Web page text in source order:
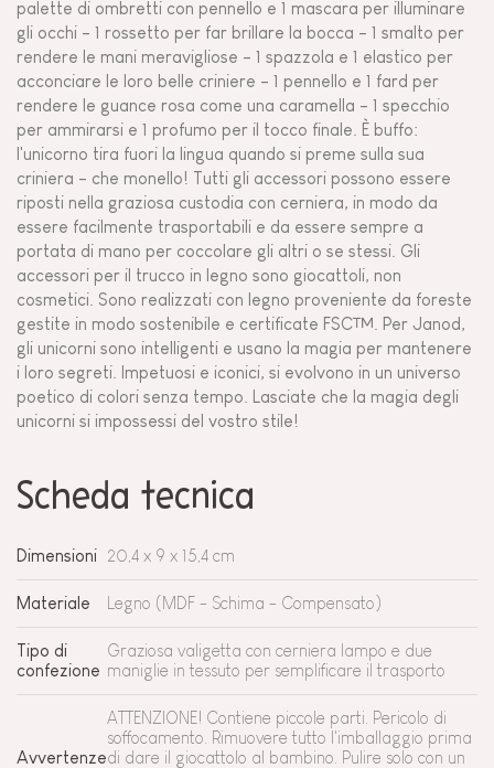
palette di ombretti con pennello e 1 mascara per illuminare
gli occhi - 1 rossetto per far brillare la bocca - 1 smalto per
rendere le mani meravigliose - 1 spazzola e 1 elastico per
acconciare le loro belle criniere - 1 pennello e 1 fard per
rendere le guance rosa come una caramella - 1 specchio
per ammirarsi e 1 profumo per il tocco finale. È buffo:
l'unicorno tira fuori la lingua quando si preme sulla sua
criniera - che monello! Tutti gli accessori possono essere
riposti nella graziosa custodia con cerniera, in modo da
essere facilmente trasportabili e da essere sempre a
portata di mano per coccolare gli altri o se stessi. Gli
accessori per il trucco in legno sono giocattoli, non
cosmetici. Sono realizzati con legno proveniente da foreste
gestite in modo sostenibile e certificate FSC™. Per Janod,
gli unicorni sono intelligenti e usano la magia per mantenere
i loro segreti. Impetuosi e iconici, si evolvono in un universo
poetico di colori senza tempo. Lasciate che la magia degli
unicorni si impossessi del vostro stile!
Scheda tecnica
Dimensioni 20,4 x 9 x 15,4 cm
Materiale Legno (MDF - Schima - Compensato)
Tipo di
confezione
Graziosa valigetta con cerniera lampo e due
maniglie in tessuto per semplificare il trasporto
Avvertenze
ATTENZIONE! Contiene piccole parti. Pericolo di
soffocamento. Rimuovere tutto l'imballaggio prima
di dare il giocattolo al bambino. Pulire solo con un